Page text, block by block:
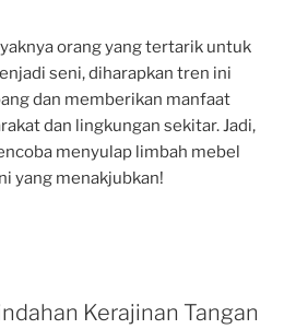
orang yang tertarik untuk
seni, diharapkan tren ini
dan memberikan manfaat
dan lingkungan sekitar. Jadi,
menyulap limbah mebel
yang menakjubkan!
Kerajinan Tangan